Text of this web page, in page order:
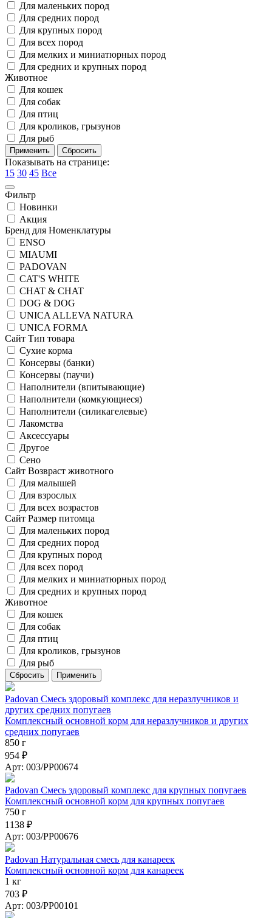
Для маленьких пород
Для средних пород
Для крупных пород
Для всех пород
Для мелких и миниатюрных пород
Для средних и крупных пород
Животное
Для кошек
Для собак
Для птиц
Для кроликов, грызунов
Для рыб
Показывать на странице:
15 30 45 Все
Фильтр
Новинки
Акция
Бренд для Номенклатуры
ENSO
MIAUMI
PADOVAN
CAT'S WHITE
CHAT & CHAT
DOG & DOG
UNICA ALLEVA NATURA
UNICA FORMA
Сайт Тип товара
Сухие корма
Консервы (банки)
Консервы (паучи)
Наполнители (впитывающие)
Наполнители (комкующиеся)
Наполнители (силикагелевые)
Лакомства
Аксессуары
Другое
Сено
Сайт Возвраст животного
Для малышей
Для взрослых
Для всех возрастов
Сайт Размер питомца
Для маленьких пород
Для средних пород
Для крупных пород
Для всех пород
Для мелких и миниатюрных пород
Для средних и крупных пород
Животное
Для кошек
Для собак
Для птиц
Для кроликов, грызунов
Для рыб
Padovan Смесь здоровый комплекс для неразлучников и
других средних попугаев
Комплексный основной корм для неразлучников и других
средних попугаев
850 г
954 ₽
Арт: 003/PP00674
Padovan Смесь здоровый комплекс для крупных попугаев
Комплексный основной корм для крупных попугаев
750 г
1138 ₽
Арт: 003/PP00676
Padovan Натуральная смесь для канареек
Комплексный основной корм для канареек
1 кг
703 ₽
Арт: 003/PP00101